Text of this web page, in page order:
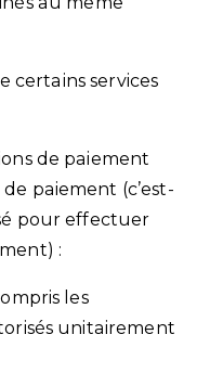
certains services
de paiement
paiement (c’est-
pour effectuer
:
les
unitairement